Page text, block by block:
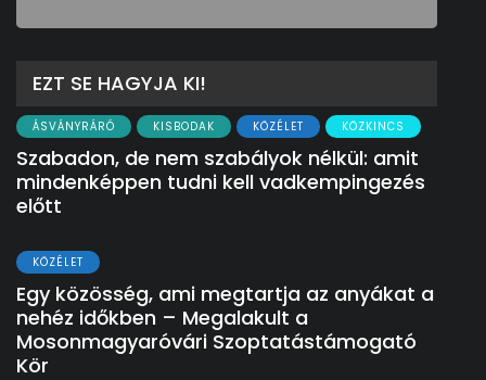
EZT SE HAGYJA KI!
ÁSVÁNYRÁRÓ KISBODAK KÖZÉLET KÖZKINCS
Szabadon, de nem szabályok nélkül: amit
mindenképpen tudni kell vadkempingezés
előtt
KÖZÉLET
Egy közösség, ami megtartja az anyákat a
nehéz időkben – Megalakult a
Mosonmagyaróvári Szoptatástámogató
Kör